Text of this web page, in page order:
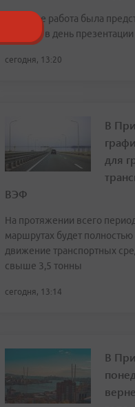
Впервые работа была
публике в день презентации
сегодня, 13:20
В
для
ВЭФ
На протяжении всего
маршрутах будет
движение транспортных
свыше 3,5 тонны
сегодня, 13:14
В